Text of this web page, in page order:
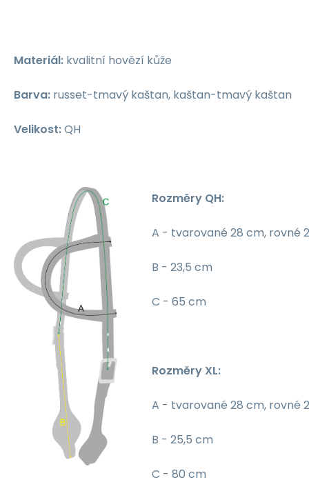
Materiál: kvalitní hovězí kůže
Barva: russet-tmavý kaštan, kaštan-tmavý kaštan
Velikost:QH
Rozměry QH:
A - tvarované 28 cm, rovné
B - 23,5 cm
C - 65 cm
Rozměry XL:
A - tvarované 28 cm, rovné
B - 25,5 cm
C - 80 cm